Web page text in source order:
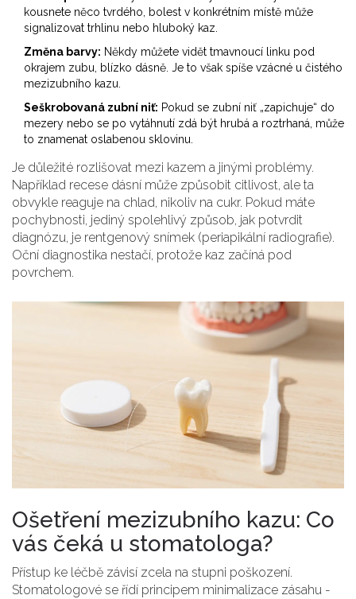
kousnete něco tvrdého, bolest v konkrétním místě může
signalizovat trhlinu nebo hluboký kaz.
Změna barvy: Někdy můžete vidět tmavnoucí linku pod
okrajem zubu, blízko dásně. Je to však spíše vzácné u čistého
mezizubního kazu.
Seškrobovaná zubní niť: Pokud se zubní niť „zapichuje“ do
mezery nebo se po vytáhnutí zdá být hrubá a roztrhaná, může
to znamenat oslabenou sklovinu.
Je důležité rozlišovat mezi kazem a jinými problémy.
Například recese dásní může způsobit citlivost, ale ta
obvykle reaguje na chlad, nikoliv na cukr. Pokud máte
pochybnosti, jediný spolehlivý způsob, jak potvrdit
diagnózu, je rentgenový snímek (periapikální radiografie).
Oční diagnostika nestačí, protože kaz začíná pod
povrchem.
Ošetření mezizubního kazu: Co
vás čeká u stomatologa?
Přístup ke léčbě závisí zcela na stupni poškození.
Stomatologové se řídí principem minimalizace zásahu -